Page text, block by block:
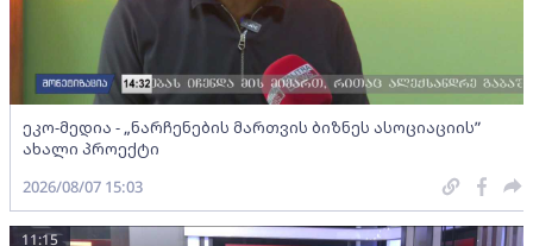
ეკო-მედია - „ნარჩენების მართვის ბიზნეს ასოციაციის”
ახალი პროექტი
2026/08/07 15:03
11:15